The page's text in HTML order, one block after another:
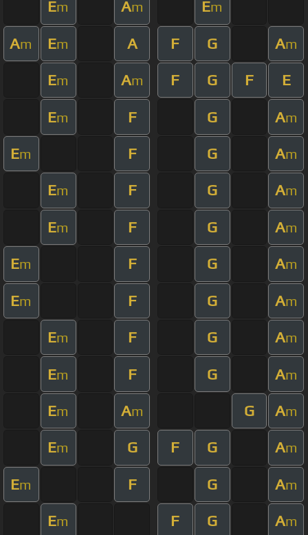
Em Am Em
Am Em A F G Am
Em Am F G F E
Em F G Am
Em F G Am
Em F G Am
Em F G Am
Em F G Am
Em F G Am
Em F G Am
Em F G Am
Em Am G Am
Em G F G Am
Em F G Am
Em F G Am